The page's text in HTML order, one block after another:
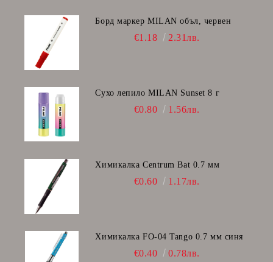
Борд маркер MILAN объл, червен
€1.18 2.31лв.
Сухо лепило MILAN Sunset 8 г
€0.80 1.56лв.
Химикалка Centrum Bat 0.7 мм
€0.60 1.17лв.
Химикалка FO-04 Tango 0.7 мм синя
€0.40 0.78лв.